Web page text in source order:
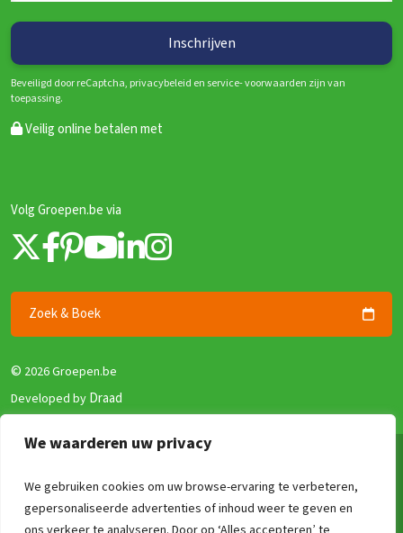
We waarderen uw privacy
We gebruiken cookies om uw browse-ervaring te verbeteren,
gepersonaliseerde advertenties of inhoud weer te geven en
Beveiligd door reCaptcha, privacybeleid en service- voorwaarden zijn van
toepassing.
Veilig online betalen met
Volg Groepen.be via
Zoek & Boek
© 2026 Groepen.be
Developed by Draad
Privacy beleid
Zekerheid en Garantie